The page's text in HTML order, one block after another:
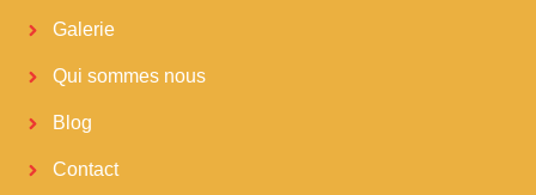
Galerie
Qui sommes nous
Blog
Contact